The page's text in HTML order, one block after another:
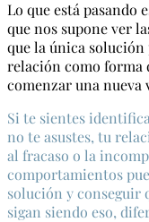
Lo que está pasando
que nos supone ver
que la única solución
relación como
comenzar una nueva
Si te sientes
no te asustes, tu
al fracaso o la
comportamientos
solución y conseguir
sigan siendo eso,